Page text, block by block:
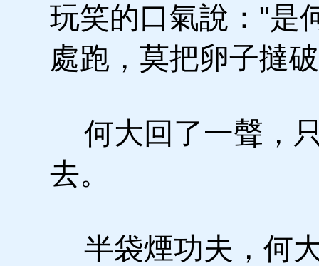
玩笑的口氣說："是
處跑，莫把卵子撻
何大回了一聲，
去。
半袋煙功夫，何